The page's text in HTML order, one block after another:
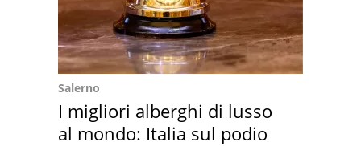
Salerno
I migliori alberghi di lusso
al mondo: Italia sul podio